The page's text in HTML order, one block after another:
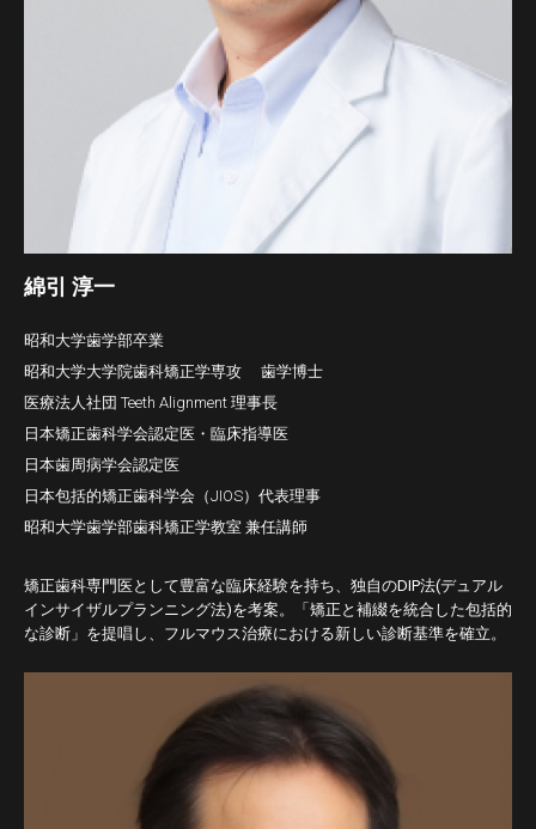
綿引 淳一
昭和大学歯学部卒業
昭和大学大学院歯科矯正学専攻 歯学博士
医療法人社団 Teeth Alignment 理事長
日本矯正歯科学会認定医・臨床指導医
日本歯周病学会認定医
日本包括的矯正歯科学会（JIOS）代表理事
昭和大学歯学部歯科矯正学教室 兼任講師
矯正歯科専門医として豊富な臨床経験を持ち、独自のDIP法(デュアル
インサイザルプランニング法)を考案。「矯正と補綴を統合した包括的
な診断」を提唱し、フルマウス治療における新しい診断基準を確立。